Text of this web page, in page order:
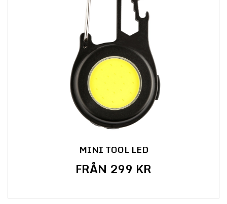
MINI TOOL LED
FRÅN 299 KR